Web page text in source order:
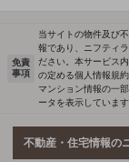
免責
事項
当サイトの物件及び
報であり、ニフティ
ださい。本サービス
の定める個人情報規
マンション情報の一
ータを表示しています
不動産・住宅情報の